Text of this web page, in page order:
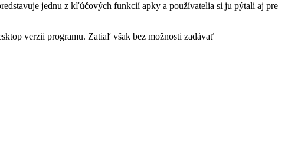
jednu z kľúčových funkcií apky a používatelia si ju pýtali aj pre
verzii programu. Zatiaľ však bez možnosti zadávať